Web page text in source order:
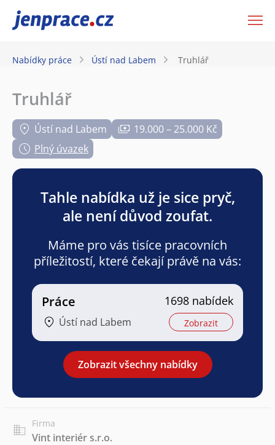
JenPráce.cz
Nabídky práce Ústí nad Labem Truhlář
Truhlář
Ústí nad Labem
19.000 – 25.000 Kč
Plný úvazek
Tahle nabídka už je sice pryč,
ale není důvod zoufat.
Máme pro vás tisíce pracovních
příležitostí, které čekají právě na vás:
Práce
Ústí nad Labem
1698 nabídek
Zobrazit
Zobrazit všechny nabídky
Firma
Vint interiér s.r.o.